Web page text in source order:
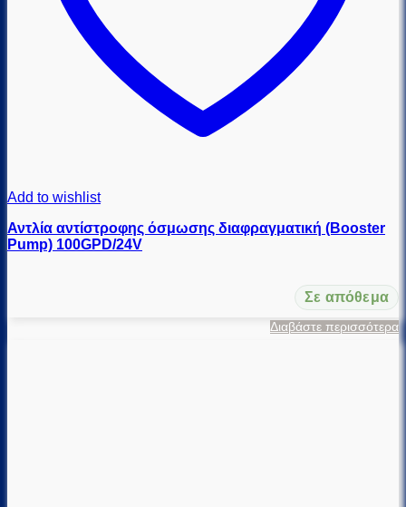
Add to wishlist
Αντλία αντίστροφης όσμωσης διαφραγματική (Booster
Pump) 100GPD/24V
Σε απόθεμα
Διαβάστε περισσότερα